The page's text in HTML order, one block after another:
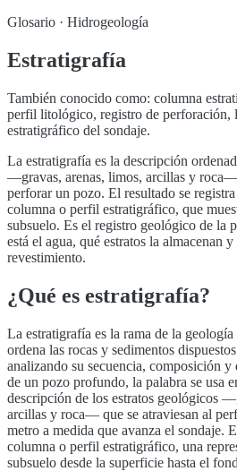
Glosario · Hidrogeología
Estratigrafía
También conocido como: columna
perfil litológico, registro de perforación,
estratigráfico del sondaje.
La estratigrafía es la descripción
—gravas, arenas, limos, arcillas y roca—
perforar un pozo. El resultado se
columna o perfil estratigráfico, que
subsuelo. Es el registro geológico de la
está el agua, qué estratos la almacenan
revestimiento.
¿Qué es estratigrafía?
La estratigrafía es la rama de la
ordena las rocas y sedimentos
analizando su secuencia, composición
de un pozo profundo, la palabra se usa
descripción de los estratos geológicos
arcillas y roca— que se atraviesan al
metro a medida que avanza el sondaje.
columna o perfil estratigráfico, una
subsuelo desde la superficie hasta el